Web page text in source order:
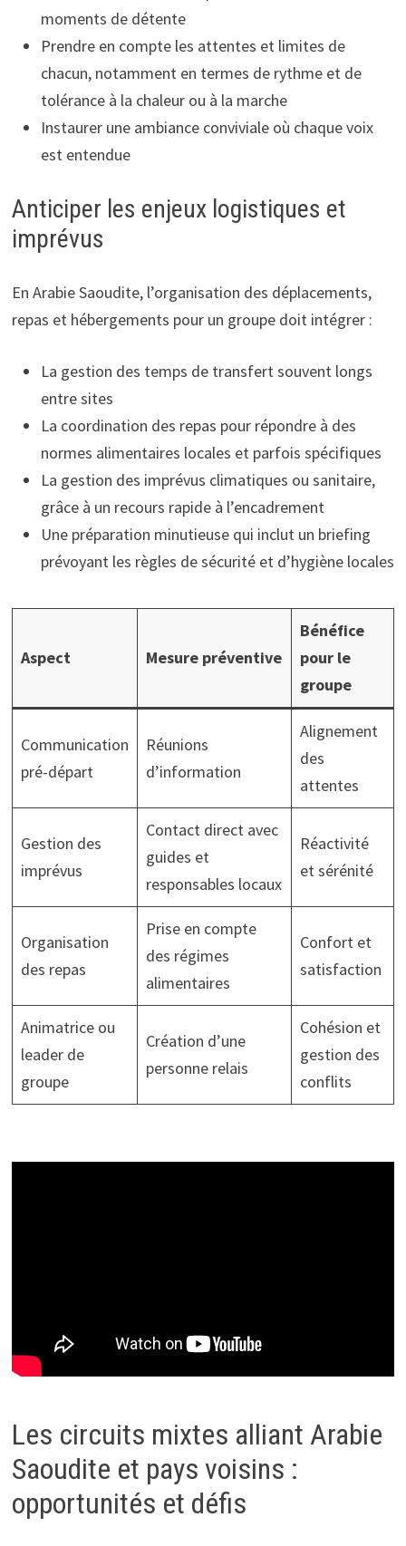
moments de détente
Prendre en compte les attentes et limites de
chacun, notamment en termes de rythme et de
tolérance à la chaleur ou à la marche
Instaurer une ambiance conviviale où chaque voix
est entendue
Anticiper les enjeux logistiques et
imprévus
En Arabie Saoudite, l’organisation des déplacements,
repas et hébergements pour un groupe doit intégrer :
La gestion des temps de transfert souvent longs
entre sites
La coordination des repas pour répondre à des
normes alimentaires locales et parfois spécifiques
La gestion des imprévus climatiques ou sanitaire,
grâce à un recours rapide à l’encadrement
Une préparation minutieuse qui inclut un briefing
prévoyant les règles de sécurité et d’hygiène locales
Aspect Mesure préventive
Bénéfice
pour le
groupe
Communication
pré-départ
Réunions
d’information
Alignement
des
attentes
Gestion des
imprévus
Contact direct avec
guides et
responsables locaux
Réactivité
et sérénité
Organisation
des repas
Prise en compte
des régimes
alimentaires
Confort et
satisfaction
Animatrice ou
leader de
groupe
Création d’une
personne relais
Cohésion et
gestion des
conflits
Les circuits mixtes alliant Arabie
Saoudite et pays voisins :
opportunités et défis